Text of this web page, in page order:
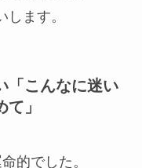
ます。
「こんなに迷い
」
的でした。